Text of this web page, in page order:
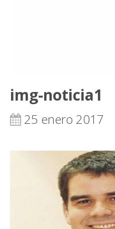
img-noticia1
25 enero 2017